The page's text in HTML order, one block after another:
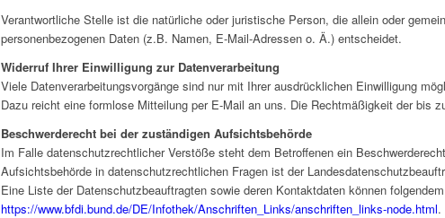
Verantwortliche Stelle ist die natürliche oder juristische Person, die allein oder
personenbezogenen Daten (z.B. Namen, E-Mail-Adressen o. Ä.) entscheidet.
Widerruf Ihrer Einwilligung zur Datenverarbeitung
Viele Datenverarbeitungsvorgänge sind nur mit Ihrer ausdrücklichen Einwilligung
Dazu reicht eine formlose Mitteilung per E-Mail an uns. Die Rechtmäßigkeit der bis
Beschwerderecht bei der zuständigen Aufsichtsbehörde
Im Falle datenschutzrechtlicher Verstöße steht dem Betroffenen ein
Aufsichtsbehörde in datenschutzrechtlichen Fragen ist der
Eine Liste der Datenschutzbeauftragten sowie deren Kontaktdaten können
https://www.bfdi.bund.de/DE/Infothek/Anschriften_Links/anschriften_links-node.html.